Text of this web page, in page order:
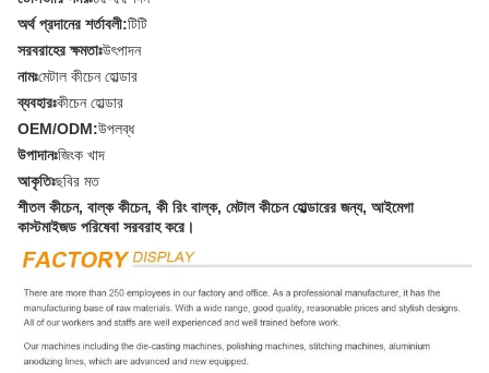
অর্থ প্রদানের শর্তাবলী:টিটি
সরবরাহের ক্ষমতাঃউৎপাদন
নামঃমেটাল কীচেন হোল্ডার
ব্যবহারঃকীচেন হোল্ডার
OEM/ODM:উপলব্ধ
উপাদানঃজিংক খাদ
আকৃতিঃছবির মত
শীতল কীচেন, বাল্ক কীচেন, কী রিং বাল্ক, মেটাল কীচেন হোল্ডারের জন্য, আইমেগা
কাস্টমাইজড পরিষেবা সরবরাহ করে।